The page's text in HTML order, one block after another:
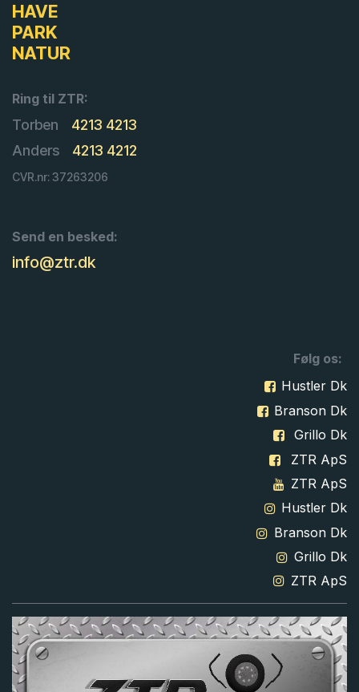
HAVE
PARK
NATUR
Ring til ZTR:
Torben
4213 4213
Anders
4213 4212
CVR.nr: 37263206
Send en besked:
info@ztr.dk
Følg os:
Hustler Dk
Branson Dk
Grillo Dk
ZTR ApS
ZTR ApS
Hustler Dk
Branson Dk
Grillo Dk
ZTR ApS